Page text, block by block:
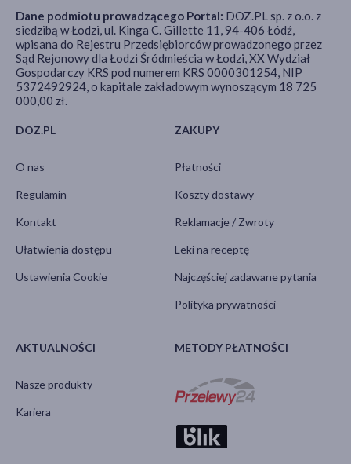
DOZ.PL
O nas
Regulamin
Kontakt
Ułatwienia dostępu
Ustawienia Cookie
ZAKUPY
Płatności
Koszty dostawy
Reklamacje / Zwroty
Leki na receptę
Najczęściej zadawane pytania
Polityka prywatności
AKTUALNOŚCI
Nasze produkty
Kariera
METODY PŁATNOŚCI
Dane podmiotu prowadzącego Portal: DOZ.PL sp. z o.o. z
siedzibą w Łodzi, ul. Kinga C. Gillette 11, 94-406 Łódź,
wpisana do Rejestru Przedsiębiorców prowadzonego przez
Sąd Rejonowy dla Łodzi Śródmieścia w Łodzi, XX Wydział
Gospodarczy KRS pod numerem KRS 0000301254, NIP
5372492924, o kapitale zakładowym wynoszącym 18 725
000,00 zł.